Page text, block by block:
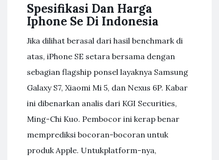
Spesifikasi Dan Harga
Iphone Se Di Indonesia
Jika dilihat berasal dari hasil benchmark di
atas, iPhone SE setara bersama dengan
sebagian flagship ponsel layaknya Samsung
Galaxy S7, Xiaomi Mi 5, dan Nexus 6P. Kabar
ini dibenarkan analis dari KGI Securities,
Ming-Chi Kuo. Pembocor ini kerap benar
memprediksi bocoran-bocoran untuk
produk Apple. Untukplatform-nya,